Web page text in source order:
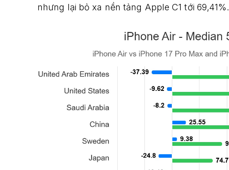
nhưng lại bỏ xa nền tảng Apple C1 tới 69,41%.